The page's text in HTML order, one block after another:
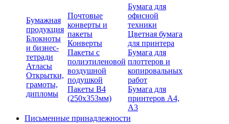
Бумажная
продукция
Блокноты
и бизнес-
тетради
Атласы
Открытки,
грамоты,
дипломы
Почтовые
конверты и
пакеты
Конверты
Пакеты с
полиэтиленовой
воздушной
подушкой
Пакеты В4
(250х353мм)
Бумага для
офисной
техники
Цветная бумага
для принтера
Бумага для
плоттеров и
копировальных
работ
Бумага для
принтеров А4,
А3
Письменные принадлежности